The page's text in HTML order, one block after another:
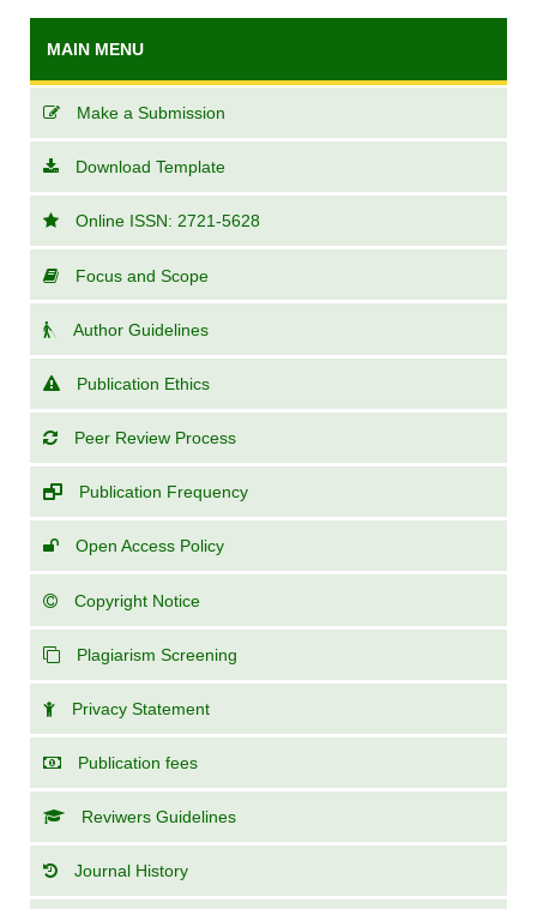
MAIN MENU
Make a Submission
Download Template
Online ISSN: 2721-5628
Focus and Scope
Author Guidelines
Publication Ethics
Peer Review Process
Publication Frequency
Open Access Policy
Copyright Notice
Plagiarism Screening
Privacy Statement
Publication fees
Reviwers Guidelines
Journal History